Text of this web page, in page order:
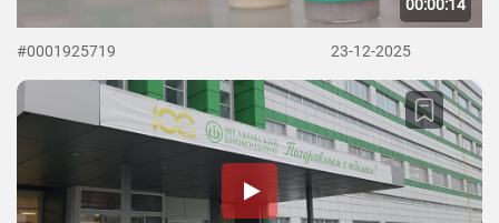
00:00:14
#0001925719 23-12-2025